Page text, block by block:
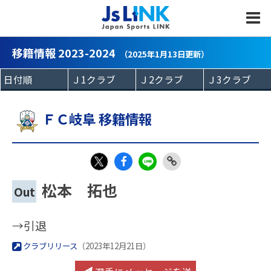
移籍情報 2023-2024 （2025年1月13日更新）
ＦＣ岐阜 移籍情報
Out 松本 拓也
→引退
クラブリリース （2023年12月21日）